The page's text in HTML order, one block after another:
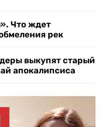
Что ждет
рек
выкупят старый
апокалипсиса